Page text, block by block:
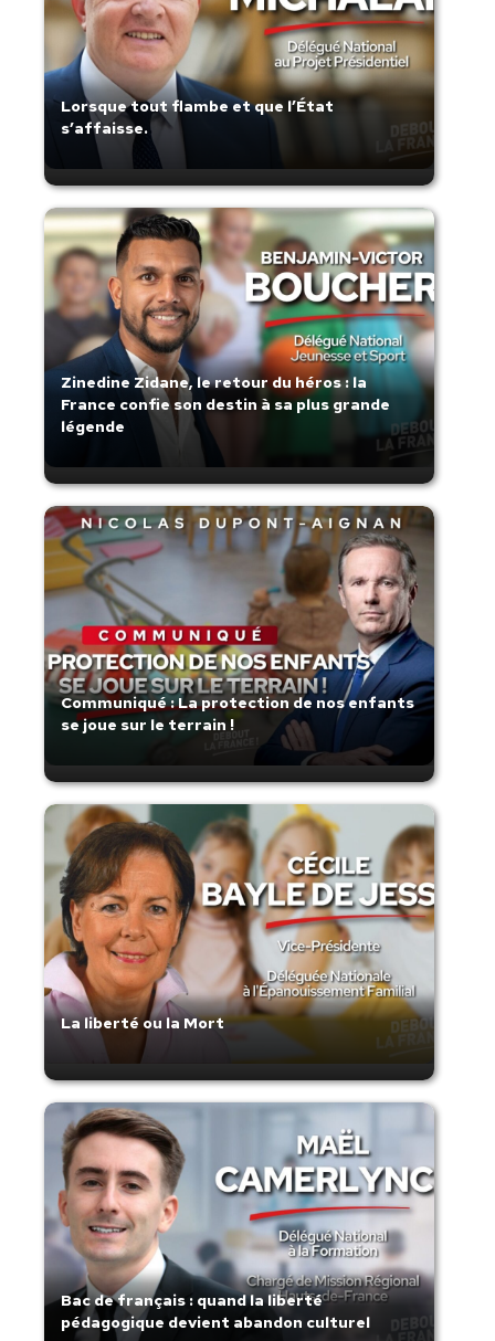
Lorsque tout flambe et que l’État
s’affaisse.
Zinedine Zidane, le retour du héros : la
France confie son destin à sa plus grande
légende
Communiqué : La protection de nos enfants
se joue sur le terrain !
La liberté ou la Mort
Bac de français : quand la liberté
pédagogique devient abandon culturel